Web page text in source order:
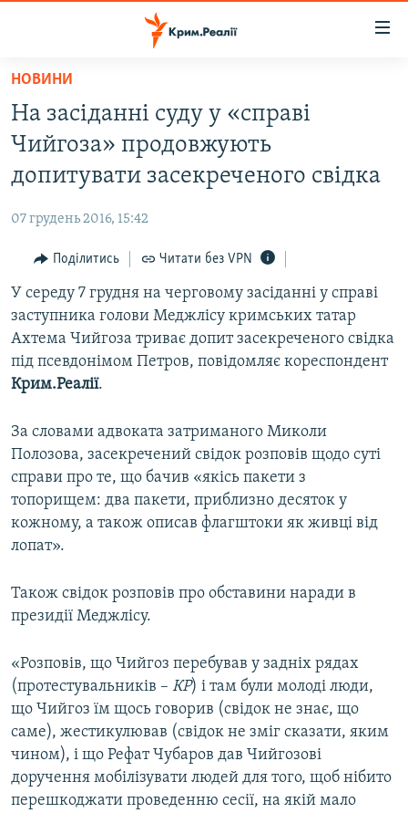
Перейти
основного
матеріалу
до
основної
навігації
Перейти
пошуку
ВОДА.КРИМ
БЛОГИ
ПОГЛЯД
ІНТЕРВ'Ю
ВСЕ ЗА ДЕНЬ
СПЕЦПРОЕКТИ
ДЕПОРТАЦІЯ
ВІДЕОУРОКИ «ELIFBE»
СВІДЧЕННЯ ОКУПАЦІЇ
ІНФОГРАФІКА
ЯК ОБІЙТИ БЛОКУВАННЯ
Русский
Qırımtatar
ДОЛУЧАЙСЯ!
Усі сайти RFE/RL
НОВИНИ
На засіданні суду у «справі
Чийгоза» продовжують
допитувати засекреченого свідка
07 грудень 2016, 15:42
Поділитись Читати без VPN
У середу 7 грудня на черговому засіданні у справі
заступника голови Меджлісу кримських татар
Ахтема Чийгоза триває допит засекреченого свідка
під псевдонімом Петров, повідомляє кореспондент
Крим.Реалії.
За словами адвоката затриманого Миколи
Полозова, засекречений свідок розповів щодо суті
справи про те, що бачив «якісь пакети з
топорищем: два пакети, приблизно десяток у
кожному, а також описав флагштоки як живці від
лопат».
Також свідок розповів про обставини наради в
президії Меджлісу.
«Розповів, що Чийгоз перебував у задніх рядах
(протестувальників – КР) і там були молоді люди,
що Чийгоз їм щось говорив (свідок не знає, що
саме), жестикулював (свідок не зміг сказати, яким
чином), і що Рефат Чубаров дав Чийгозові
доручення мобілізувати людей для того, щоб нібито
перешкоджати проведенню сесії, на якій мало